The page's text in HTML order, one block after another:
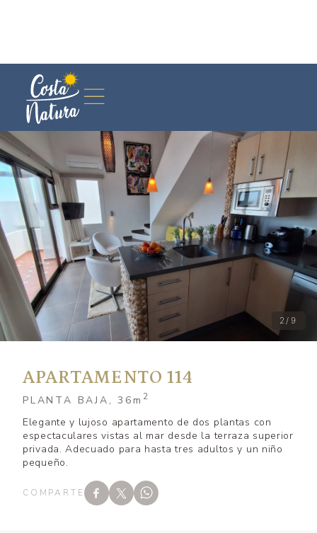
2/9
APARTAMENTO 114
PLANTA BAJA, 36m 2
Elegante y lujoso apartamento de dos plantas con
espectaculares vistas al mar desde la terraza superior
privada. Adecuado para hasta tres adultos y un niño
pequeño.
COMPARTE